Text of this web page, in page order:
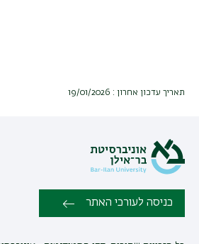
תאריך עדכון אחרון : 19/01/2026
כניסה לעורכי האתר